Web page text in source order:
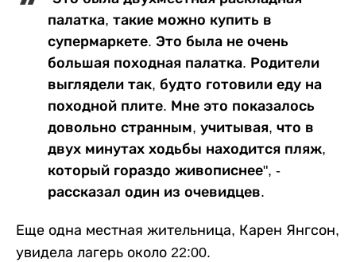
палатка, такие можно купить в
супермаркете. Это была не очень
большая походная палатка. Родители
выглядели так, будто готовили еду на
походной плите. Мне это показалось
довольно странным, учитывая, что в
двух минутах ходьбы находится пляж,
который гораздо живописнее", -
рассказал один из очевидцев.
Еще одна местная жительница, Карен Янгсон,
увидела лагерь около 22:00.